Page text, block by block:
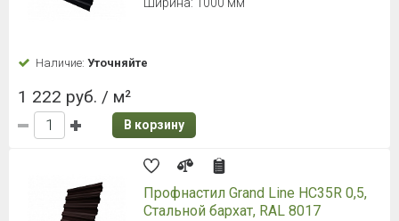
Наличие: Уточняйте
1 222 руб. / м²
В корзину
Профнастил Grand Line HC35R 0,5,
Стальной бархат, RAL 8017